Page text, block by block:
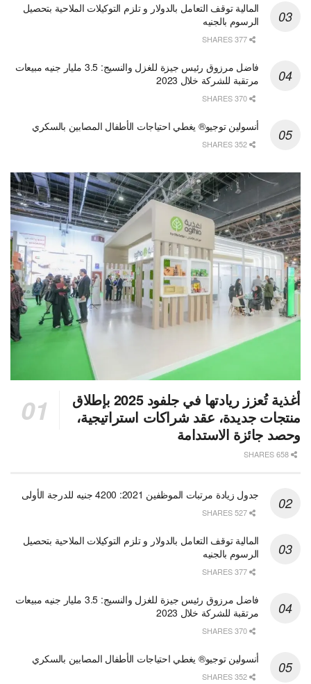
المالية توقف التعامل بالدولار و تلزم التوكيلات الملاحية بتحصيل
الرسوم بالجنيه
فاضل مرزوق رئيس جيزة للغزل والنسيج: 3.5 مليار جنيه مبيعات
مرتقبة للشركة خلال 2023
أنسولين توجيو® يغطي احتياجات الأطفال المصابين بالسكري
أغذية تُعزز ريادتها في جلفود 2025 بإطلاق
منتجات جديدة، عقد شراكات استراتيجية،
وحصد جائزة الاستدامة
جدول زيادة مرتبات الموظفين 2021: 4200 جنيه للدرجة الأولى
المالية توقف التعامل بالدولار و تلزم التوكيلات الملاحية بتحصيل
الرسوم بالجنيه
فاضل مرزوق رئيس جيزة للغزل والنسيج: 3.5 مليار جنيه مبيعات
مرتقبة للشركة خلال 2023
أنسولين توجيو® يغطي احتياجات الأطفال المصابين بالسكري